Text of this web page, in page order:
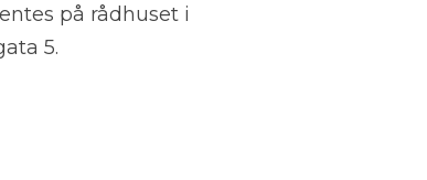
på rådhuset i
5.